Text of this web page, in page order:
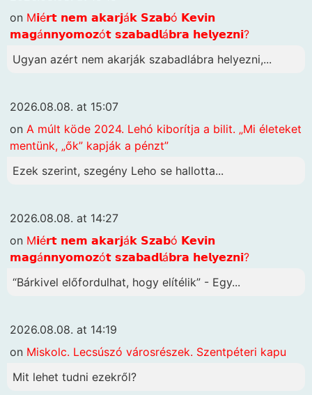
on M𝗶é𝗿𝘁 𝗻𝗲𝗺 𝗮𝗸𝗮𝗿𝗷á𝗸 𝗦𝘇𝗮𝗯ó 𝗞𝗲𝘃𝗶𝗻
𝗺𝗮𝗴á𝗻𝗻𝘆𝗼𝗺𝗼𝘇ó𝘁 𝘀𝘇𝗮𝗯𝗮𝗱𝗹á𝗯𝗿𝗮 𝗵𝗲𝗹𝘆𝗲𝘇𝗻𝗶?
Ugyan azért nem akarják szabadlábra helyezni,...
2026.08.08. at 15:07
on A múlt köde 2024. Lehó kiborítja a bilit. „Mi életeket
mentünk, „ők” kapják a pénzt”
Ezek szerint, szegény Leho se hallotta...
2026.08.08. at 14:27
on M𝗶é𝗿𝘁 𝗻𝗲𝗺 𝗮𝗸𝗮𝗿𝗷á𝗸 𝗦𝘇𝗮𝗯ó 𝗞𝗲𝘃𝗶𝗻
𝗺𝗮𝗴á𝗻𝗻𝘆𝗼𝗺𝗼𝘇ó𝘁 𝘀𝘇𝗮𝗯𝗮𝗱𝗹á𝗯𝗿𝗮 𝗵𝗲𝗹𝘆𝗲𝘇𝗻𝗶?
“Bárkivel előfordulhat, hogy elítélik” - Egy...
2026.08.08. at 14:19
on Miskolc. Lecsúszó városrészek. Szentpéteri kapu
Mit lehet tudni ezekről?